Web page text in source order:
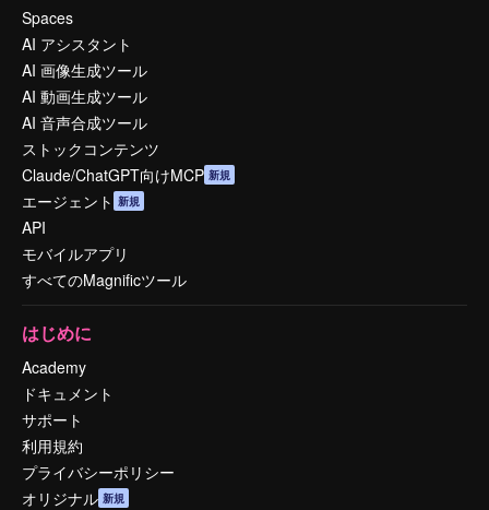
Spaces
AI アシスタント
AI 画像生成ツール
AI 動画生成ツール
AI 音声合成ツール
ストックコンテンツ
Claude/ChatGPT向けMCP 新規
エージェント 新規
API
モバイルアプリ
すべてのMagnificツール
はじめに
Academy
ドキュメント
サポート
利用規約
プライバシーポリシー
オリジナル 新規